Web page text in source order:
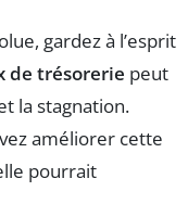
gardez à l’esprit
de trésorerie peut
la stagnation.
améliorer cette
pourrait